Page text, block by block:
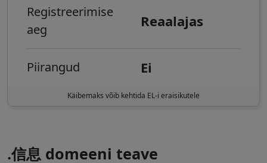
Registreerimise
aeg
Reaalajas
Piirangud Ei
Käibemaks võib kehtida EL-i eraisikutele
.信息 domeeni teave